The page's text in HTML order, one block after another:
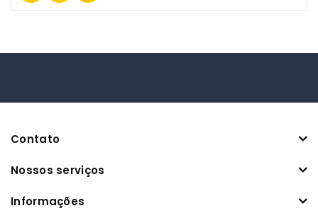
Contato
Nossos serviços
Informações